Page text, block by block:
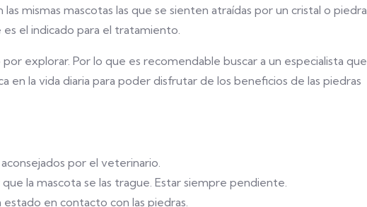
mismas mascotas las que se sienten atraídas por un cristal o piedra
el indicado para el tratamiento.
explorar. Por lo que es recomendable buscar a un especialista que
en la vida diaria para poder disfrutar de los beneficios de las piedras
por el veterinario.
la mascota se las trague. Estar siempre pendiente.
en contacto con las piedras.